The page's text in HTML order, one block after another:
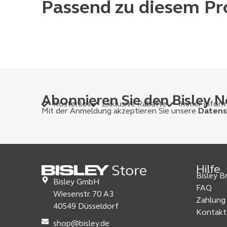
Passend zu diesem
Abonnieren Sie den Bisley
Kostenlos Exklusive Rabatte
Immer
Mit der Anmeldung akzeptieren Sie unsere
Bisley GmbH
Wiesenstr. 70 A3
40549 Düsseldorf
shop@bisley.de
Hilfe
Bisley
FAQ
Zahlung
Kontakt